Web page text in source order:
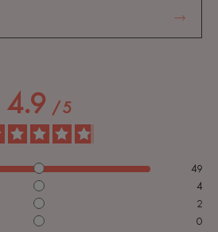
4.9 /5
49
4
2
0